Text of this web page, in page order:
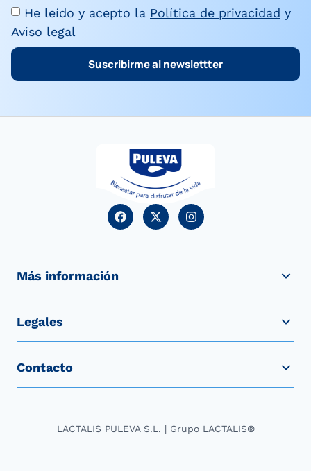
He leído y acepto la Política de privacidad y
Aviso legal
Suscribirme al newslettter
Más información
Legales
Contacto
LACTALIS PULEVA S.L. | Grupo LACTALIS®